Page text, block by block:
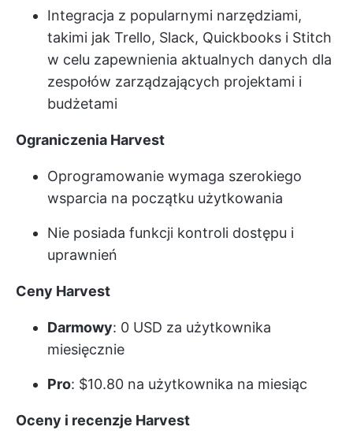
Integracja z popularnymi narzędziami,
takimi jak Trello, Slack, Quickbooks i Stitch
w celu zapewnienia aktualnych danych dla
zespołów zarządzających projektami i
budżetami
Ograniczenia Harvest
Oprogramowanie wymaga szerokiego
wsparcia na początku użytkowania
Nie posiada funkcji kontroli dostępu i
uprawnień
Ceny Harvest
Darmowy: 0 USD za użytkownika
miesięcznie
Pro: $10.80 na użytkownika na miesiąc
Oceny i recenzje Harvest